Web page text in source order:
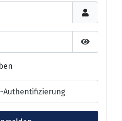
Passwort
Authentifizierung